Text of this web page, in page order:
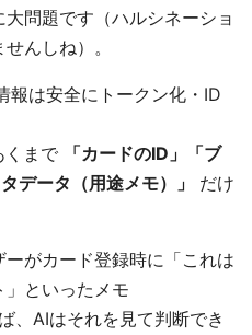
問題です（ハルシネーショ
んしね）。
報は安全にトークン化・ID
くまで
「カードのID」「ブ
データ（用途メモ）」
だけ
がカード登録時に「これは
といったメモ
、AIはそれを見て判断でき